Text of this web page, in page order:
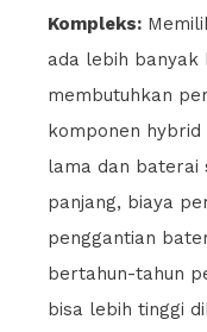
Kompleks:
ada lebih banyak
membutuhkan
komponen hybrid
lama dan baterai
panjang, biaya
penggantian
bertahun-tahun
bisa lebih tinggi